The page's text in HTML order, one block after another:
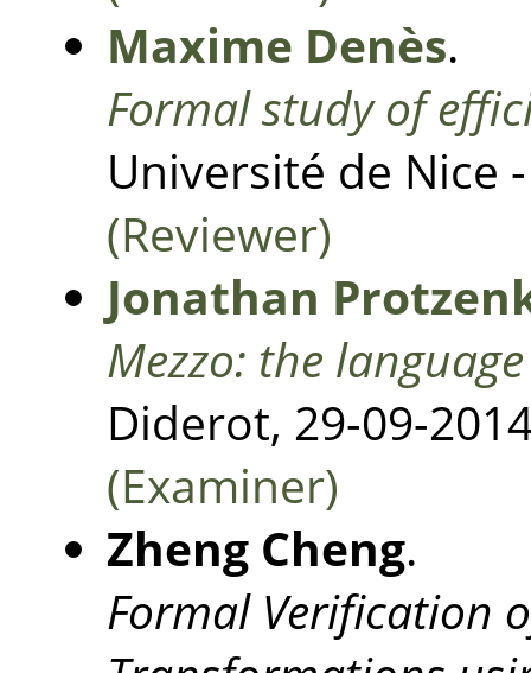
Maxime Denès.
Formal study of
Université de Nice
(Reviewer)
Jonathan
Mezzo: the
Diderot, 29-09-
(Examiner)
Zheng Cheng.
Formal Verification